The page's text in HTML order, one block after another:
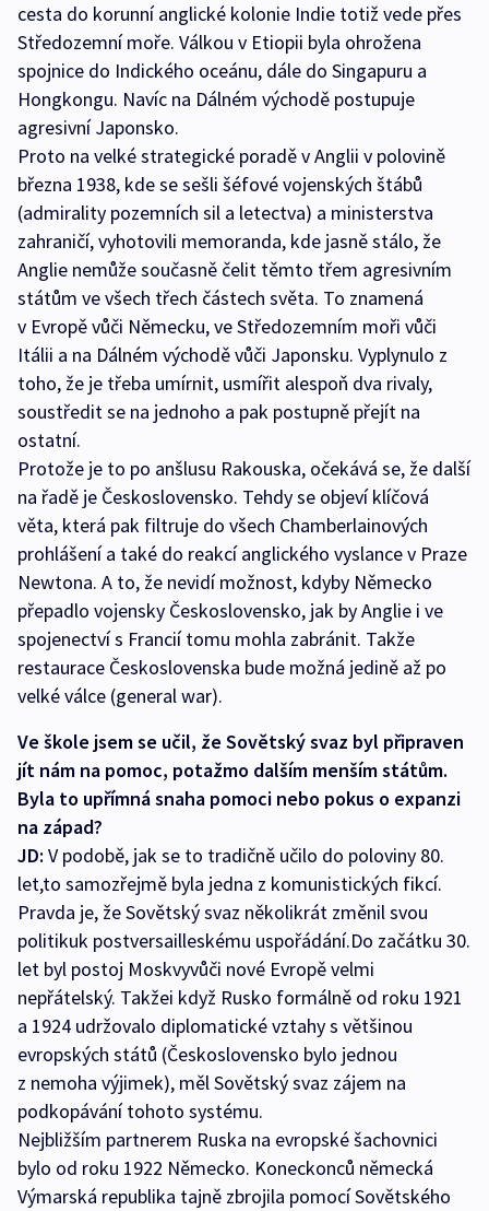
cesta do korunní anglické kolonie Indie totiž vede přes
Středozemní moře. Válkou v Etiopii byla ohrožena
spojnice do Indického oceánu, dále do Singapuru a
Hongkongu. Navíc na Dálném východě postupuje
agresivní Japonsko.
Proto na velké strategické poradě v Anglii v polovině
března 1938, kde se sešli šéfové vojenských štábů
(admirality pozemních sil a letectva) a ministerstva
zahraničí, vyhotovili memoranda, kde jasně stálo, že
Anglie nemůže současně čelit těmto třem agresivním
státům ve všech třech částech světa. To znamená
v Evropě vůči Německu, ve Středozemním moři vůči
Itálii a na Dálném východě vůči Japonsku. Vyplynulo z
toho, že je třeba umírnit, usmířit alespoň dva rivaly,
soustředit se na jednoho a pak postupně přejít na
ostatní.
Protože je to po anšlusu Rakouska, očekává se, že další
na řadě je Československo. Tehdy se objeví klíčová
věta, která pak filtruje do všech Chamberlainových
prohlášení a také do reakcí anglického vyslance v Praze
Newtona. A to, že nevidí možnost, kdyby Německo
přepadlo vojensky Československo, jak by Anglie i ve
spojenectví s Francií tomu mohla zabránit. Takže
restaurace Československa bude možná jedině až po
velké válce (general war).
Ve škole jsem se učil, že Sovětský svaz byl připraven
jít nám na pomoc, potažmo dalším menším státům.
Byla to upřímná snaha pomoci nebo pokus o expanzi
na západ?
JD: V podobě, jak se to tradičně učilo do poloviny 80.
let,to samozřejmě byla jedna z komunistických fikcí.
Pravda je, že Sovětský svaz několikrát změnil svou
politikuk postversailleskému uspořádání.Do začátku 30.
let byl postoj Moskvyvůči nové Evropě velmi
nepřátelský. Takžei když Rusko formálně od roku 1921
a 1924 udržovalo diplomatické vztahy s většinou
evropských států (Československo bylo jednou
z nemoha výjimek), měl Sovětský svaz zájem na
podkopávání tohoto systému.
Nejbližším partnerem Ruska na evropské šachovnici
bylo od roku 1922 Německo. Koneckonců německá
Výmarská republika tajně zbrojila pomocí Sovětského